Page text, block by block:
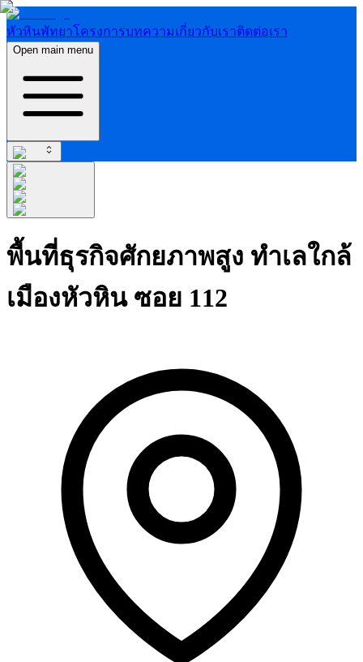
หัวหินพัทยาโครงการบทความเกี่ยวกับเราติดต่อเรา
Open main menu
พื้นที่ธุรกิจศักยภาพสูง ทำเลใกล้
เมืองหัวหิน ซอย 112